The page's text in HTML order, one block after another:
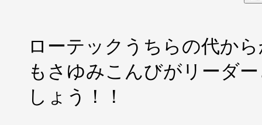
ローテックうちらの代か
もさゆみこんびがリーダ
しょう！！